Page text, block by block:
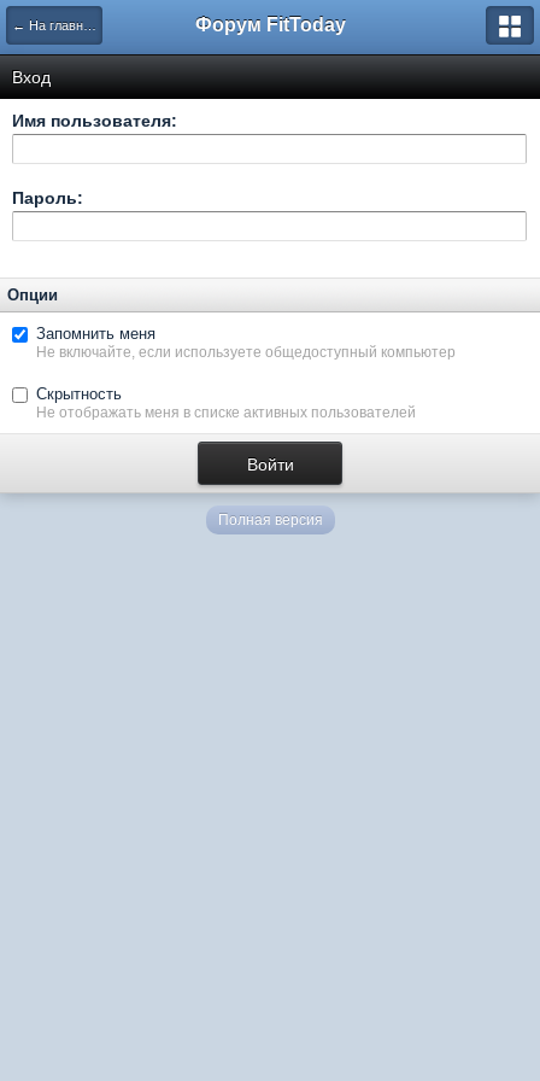
← На главную Форум FitToday
Вход
Имя пользователя:
Пароль:
Опции
Запомнить меня
Не включайте, если используете общедоступный компьютер
Скрытность
Не отображать меня в списке активных пользователей
Полная версия